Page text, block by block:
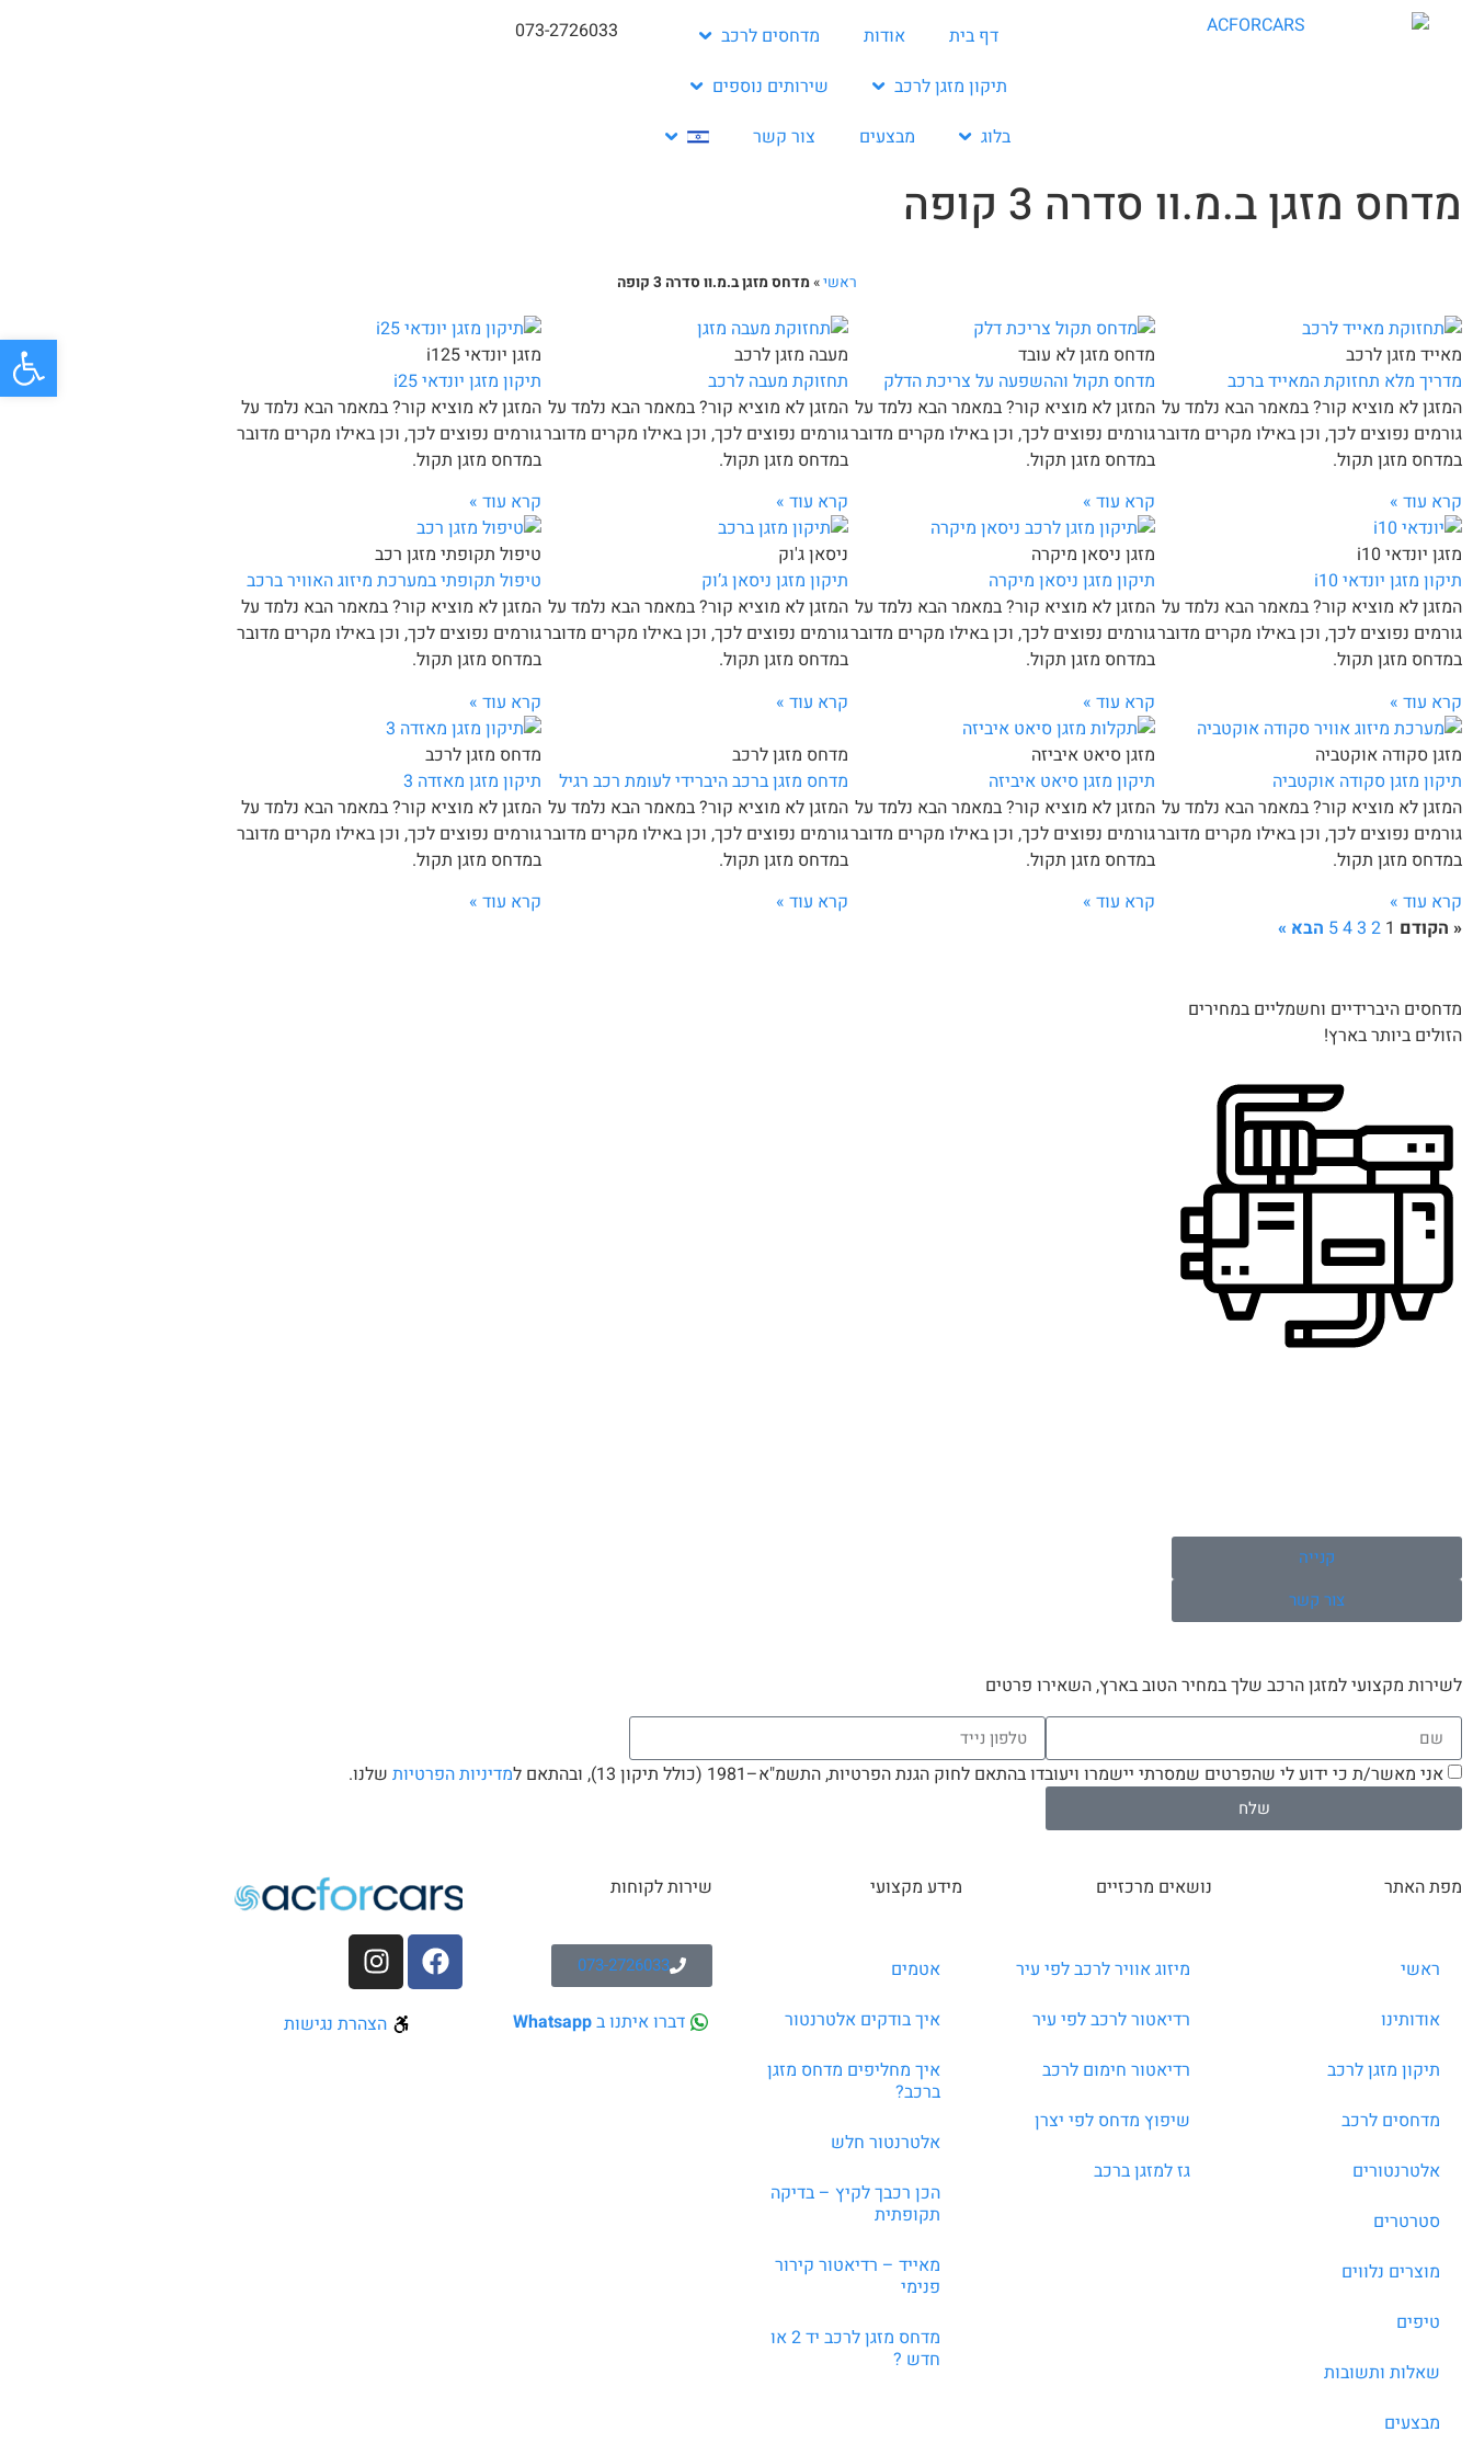
דף בית אודות
מדחסים לרכב
תיקון מזגן לרכב
שירותים נוספים
בלוג
מבצעים צור קשר
073-2726033
מדחס מזגן ב.מ.וו סדרה 3 קופה
ראשי» מדחס מזגן ב.מ.וו סדרה 3 קופה
מאייד מזגן לרכב
מדריך מלא תחזוקת המאייד ברכב
המזגן לא מוציא קור? במאמר הבא נלמד על
גורמים נפוצים לכך, וכן באילו מקרים מדובר
במדחס מזגן תקול.
קרא עוד »
מדחס מזגן לא עובד
מדחס תקול וההשפעה על צריכת הדלק
המזגן לא מוציא קור? במאמר הבא נלמד על
גורמים נפוצים לכך, וכן באילו מקרים מדובר
במדחס מזגן תקול.
קרא עוד »
מעבה מזגן לרכב
תחזוקת מעבה לרכב
המזגן לא מוציא קור? במאמר הבא נלמד על
גורמים נפוצים לכך, וכן באילו מקרים מדובר
במדחס מזגן תקול.
קרא עוד »
מזגן יונדאי i125
תיקון מזגן יונדאי i25
המזגן לא מוציא קור? במאמר הבא נלמד על
גורמים נפוצים לכך, וכן באילו מקרים מדובר
במדחס מזגן תקול.
קרא עוד »
מזגן יונדאי i10
תיקון מזגן יונדאי i10
המזגן לא מוציא קור? במאמר הבא נלמד על
גורמים נפוצים לכך, וכן באילו מקרים מדובר
במדחס מזגן תקול.
קרא עוד »
מזגן ניסאן מיקרה
תיקון מזגן ניסאן מיקרה
המזגן לא מוציא קור? במאמר הבא נלמד על
גורמים נפוצים לכך, וכן באילו מקרים מדובר
במדחס מזגן תקול.
קרא עוד »
ניסאן ג'וק
תיקון מזגן ניסאן ג’וק
המזגן לא מוציא קור? במאמר הבא נלמד על
גורמים נפוצים לכך, וכן באילו מקרים מדובר
במדחס מזגן תקול.
קרא עוד »
טיפול תקופתי מזגן רכב
טיפול תקופתי במערכת מיזוג האוויר ברכב
המזגן לא מוציא קור? במאמר הבא נלמד על
גורמים נפוצים לכך, וכן באילו מקרים מדובר
במדחס מזגן תקול.
קרא עוד »
מזגן סקודה אוקטביה
תיקון מזגן סקודה אוקטביה
המזגן לא מוציא קור? במאמר הבא נלמד על
גורמים נפוצים לכך, וכן באילו מקרים מדובר
במדחס מזגן תקול.
קרא עוד »
מזגן סיאט איביזה
תיקון מזגן סיאט איביזה
המזגן לא מוציא קור? במאמר הבא נלמד על
גורמים נפוצים לכך, וכן באילו מקרים מדובר
במדחס מזגן תקול.
קרא עוד »
מדחס מזגן לרכב
מדחס מזגן ברכב היברידי לעומת רכב רגיל
המזגן לא מוציא קור? במאמר הבא נלמד על
גורמים נפוצים לכך, וכן באילו מקרים מדובר
במדחס מזגן תקול.
קרא עוד »
מדחס מזגן לרכב
תיקון מזגן מאזדה 3
המזגן לא מוציא קור? במאמר הבא נלמד על
גורמים נפוצים לכך, וכן באילו מקרים מדובר
במדחס מזגן תקול.
קרא עוד »
« הקודם 1
2
3
4
5 הבא »
מדחסים היברידיים וחשמליים במחירים
הזולים ביותר בארץ!
קנייה
צור קשר
לשירות מקצועי למזגן הרכב שלך במחיר הטוב בארץ, השאירו פרטים
אני מאשר/ת כי ידוע לי שהפרטים שמסרתי יישמרו ויעובדו בהתאם לחוק הגנת הפרטיות, התשמ"א–1981 (כולל תיקון 13), ובהתאם ל מדיניות הפרטיות שלנו.
שלח
מפת האתר
ראשי
אודותינו
תיקון מזגן לרכב
מדחסים לרכב
אלטרנטורים
סטרטרים
מוצרים נלווים
טיפים
שאלות ותשובות
מבצעים
נושאים מרכזיים
מיזוג אוויר לרכב לפי עיר
רדיאטור לרכב לפי עיר
רדיאטור חימום לרכב
שיפוץ מדחס לפי יצרן
גז למזגן ברכב
מידע מקצועי
אטמים
איך בודקים אלטרנטור
איך מחליפים מדחס מזגן
ברכב?
אלטרנטור חלש
הכן רכבך לקיץ – בדיקה
תקופתית
מאייד – רדיאטור קירור
פנימי
מדחס מזגן לרכב יד 2 או
חדש ?
שירות לקוחות
073-2726033
דברו איתנו בWhatsapp הצהרת נגישות